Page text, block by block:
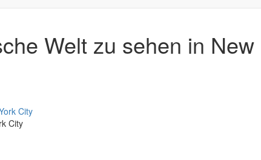
Welt zu sehen in New
City